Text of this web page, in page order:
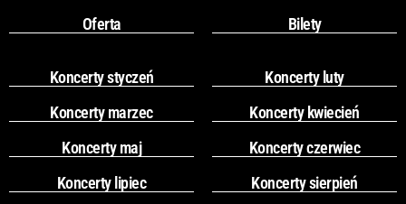
Oferta
Bilety
Koncerty styczeń
Koncerty luty
Koncerty marzec
Koncerty kwiecień
Koncerty maj
Koncerty czerwiec
Koncerty lipiec
Koncerty sierpień